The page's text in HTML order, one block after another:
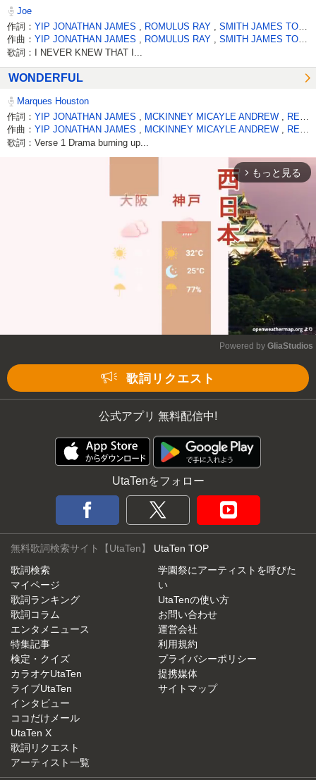
Joe
作詞： YIP JONATHAN JAMES ROMULUS RAY
SMITH JAMES TODD(US 1)
作曲： YIP JONATHAN JAMES ROMULUS RAY SMITH JAMES TODD(US 1)
歌詞：I NEVER KNEW THAT I...
WONDERFUL
Marques Houston
作詞： YIP JONATHAN JAMES MCKINNEY MICAYLE ANDREW
REEVES JEREMY L
作曲： YIP JONATHAN JAMES MCKINNEY MICAYLE ANDREW REEVES JEREMY L
歌詞：Verse 1 Drama burning up...
arrow_forward_ios もっと見る
Powered by GliaStudios
歌詞リクエスト
公式アプリ 無料配信中!
UtaTenをフォロー
無料歌詞検索サイト【UtaTen】 UtaTen TOP
歌詞検索
マイページ
歌詞ランキング
歌詞コラム
エンタメニュース
特集記事
検定・クイズ
カラオケUtaTen
ライブUtaTen
インタビュー
ココだけメール
UtaTen X
歌詞リクエスト
アーティスト一覧
学園祭にアーティストを呼びた
い
UtaTenの使い方
お問い合わせ
運営会社
利用規約
プライバシーポリシー
提携媒体
サイトマップ